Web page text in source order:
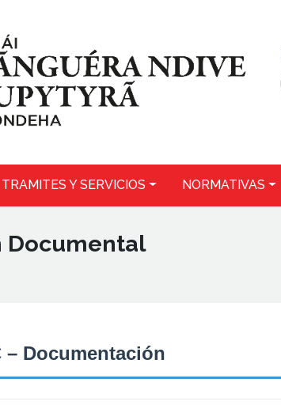
TRAMITES Y SERVICIOS NORMATIVAS
Documental
– Documentación